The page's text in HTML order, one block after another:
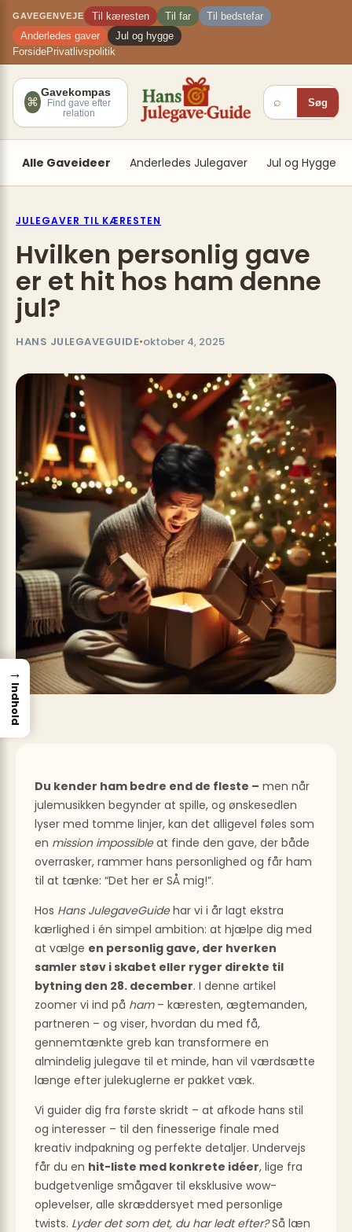
Spring
indhold
GAVEGENVEJE Til kæresten Til far
Til bedstefar
Anderledes gaver
Jul og hygge
ForsidePrivatlivspolitik
⌘
Gavekompas
Find gave efter
relation
⌕ Søg
Alle Gaveideer Anderledes Julegaver Jul og Hygge
JULEGAVER TIL KÆRESTEN
Hvilken personlig gave
er et hit hos ham denne
jul?
HANS JULEGAVEGUIDE•oktober 4, 2025
Du kender ham bedre end de fleste – men når
julemusikken begynder at spille, og ønskesedlen
lyser med tomme linjer, kan det alligevel føles som
en mission impossibleat finde den gave, der både
overrasker, rammer hans personlighed og får ham
til at tænke: “Det her er SÅ mig!”.
Hos Hans JulegaveGuidehar vi i år lagt ekstra
kærlighed i én simpel ambition: at hjælpe dig med
at vælge en personlig gave, der hverken
samler støv i skabet eller ryger direkte til
bytning den 28. december. I denne artikel
zoomer vi ind på ham– kæresten, ægtemanden,
partneren – og viser, hvordan du med få,
gennemtænkte greb kan transformere en
almindelig julegave til et minde, han vil værdsætte
længe efter julekuglerne er pakket væk.
Vi guider dig fra første skridt – at afkode hans stil
og interesser – til den finesserige finale med
kreativ indpakning og perfekte detaljer. Undervejs
får du en hit-liste med konkrete idéer, lige fra
budgetvenlige smågaver til eksklusive wow-
oplevelser, alle skræddersyet med personlige
twists. Lyder det som det, du har ledt efter?Så læn
→
Indhold